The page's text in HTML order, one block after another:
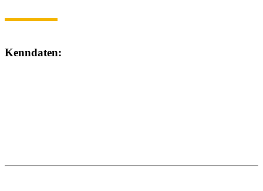
Kenndaten: